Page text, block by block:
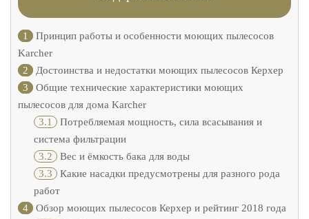
1
Принцип работы и особенности моющих пылесосов
Karcher
2
Достоинства и недостатки моющих пылесосов Керхер
3
Общие технические характеристики моющих
пылесосов для дома Karcher
3.1 Потребляемая мощность, сила всасывания и
система фильтрации
3.2 Вес и ёмкость бака для воды
3.3 Какие насадки предусмотрены для разного рода
работ
4
Обзор моющих пылесосов Керхер и рейтинг 2018 года